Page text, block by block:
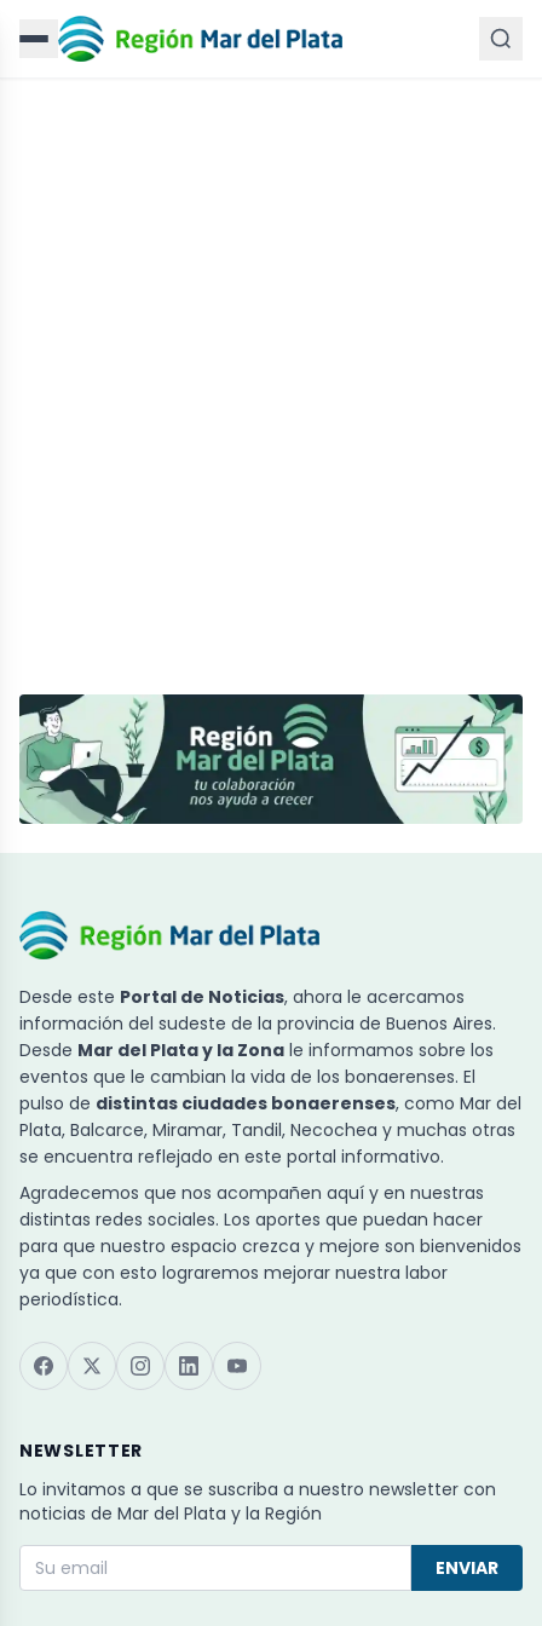
Desde este Portal de Noticias, ahora le acercamos
información del sudeste de la provincia de Buenos Aires.
Desde Mar del Plata y la Zona le informamos sobre los
eventos que le cambian la vida de los bonaerenses. El
pulso de distintas ciudades bonaerenses, como Mar del
Plata, Balcarce, Miramar, Tandil, Necochea y muchas otras
se encuentra reflejado en este portal informativo.
Agradecemos que nos acompañen aquí y en nuestras
distintas redes sociales. Los aportes que puedan hacer
para que nuestro espacio crezca y mejore son bienvenidos
ya que con esto lograremos mejorar nuestra labor
periodística.
NEWSLETTER
Lo invitamos a que se suscriba a nuestro newsletter con
noticias de Mar del Plata y la Región
ENVIAR